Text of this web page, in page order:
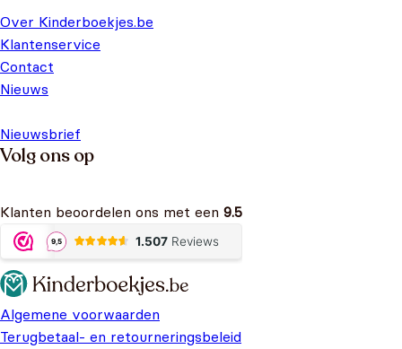
Over Kinderboekjes.be
Klantenservice
Contact
Nieuws
Nieuwsbrief
Volg ons op
Klanten beoordelen ons met een 9.5
Algemene voorwaarden
Terugbetaal- en retourneringsbeleid